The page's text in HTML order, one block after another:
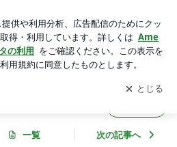
ブログの更新通知
を受け取りまし
開く
一覧 次の記事へ